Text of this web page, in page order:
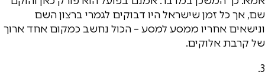
שם, אך כל זמן שישראל היו דבוקים לגמרי ברצון השם
ונישאים אחריו ממסע למסע – הכול נחשב כמקום אחד ארוך
של קרבת אלוקים.
3.